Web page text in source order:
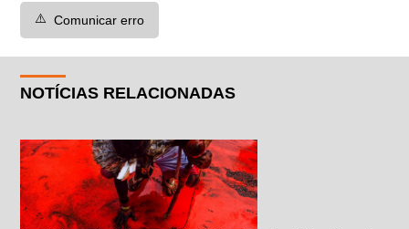
⚠️ Comunicar erro
NOTÍCIAS RELACIONADAS